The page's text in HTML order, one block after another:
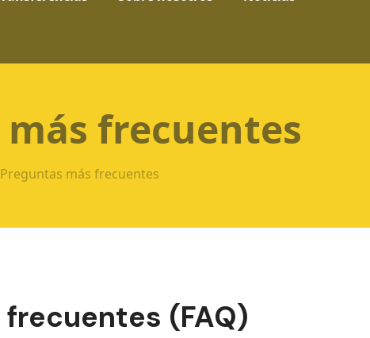
frecuentes
Preguntas más frecuentes
(FAQ)